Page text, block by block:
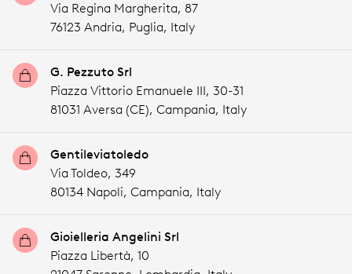
Via Regina Margherita, 87
76123 Andria, Puglia, Italy
G. Pezzuto Srl
Piazza Vittorio Emanuele III, 30-31
81031 Aversa (CE), Campania, Italy
Gentileviatoledo
Via Toldeo, 349
80134 Napoli, Campania, Italy
Gioielleria Angelini Srl
Piazza Libertà, 10